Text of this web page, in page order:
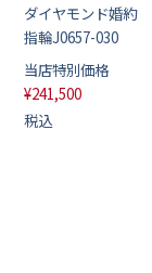
ダイヤモンド婚約
指輪J0657-030
当店特別価格
¥241,500
税込